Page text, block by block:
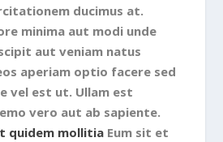
ducimus at.
minima aut modi unde
aut veniam natus
aperiam optio facere sed
vel est ut. Ullam est
vero aut ab sapiente.
quidem mollitia Eum sit et